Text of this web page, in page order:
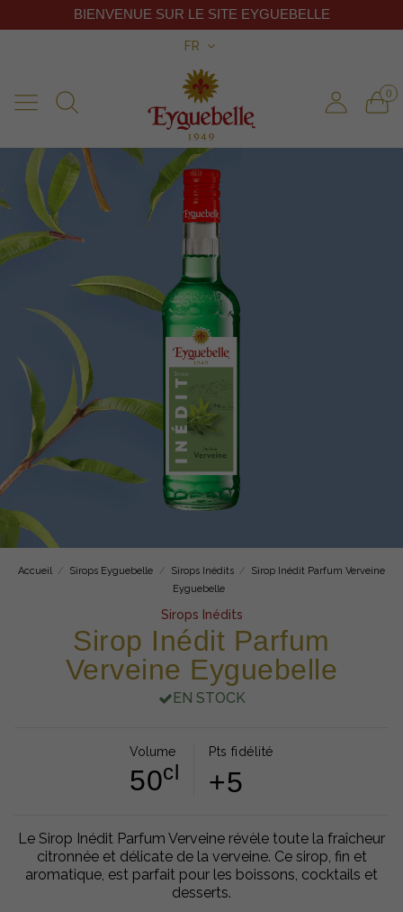
FR
0
BIENVENUE SUR LE SITE EYGUEBELLE
Accueil Sirops Eyguebelle Sirops Inédits
Sirop Inédit Parfum Verveine
Eyguebelle
Sirops Inédits
Sirop Inédit Parfum
Verveine Eyguebelle
EN STOCK
Volume
50cl
Pts fidélité
+5
Le Sirop Inédit Parfum Verveine révèle toute la fraîcheur
citronnée et délicate de la verveine. Ce sirop, fin et
aromatique, est parfait pour les boissons, cocktails et
desserts.